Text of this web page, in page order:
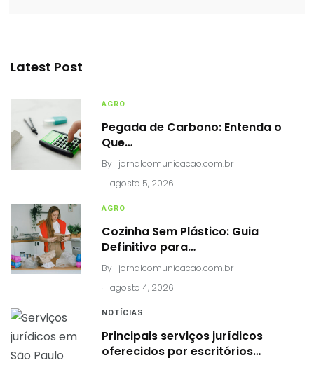
Latest Post
AGRO
Pegada de Carbono: Entenda o
Que…
By jornalcomunicacao.com.br
.
agosto 5, 2026
AGRO
Cozinha Sem Plástico: Guia
Definitivo para…
By jornalcomunicacao.com.br
.
agosto 4, 2026
NOTÍCIAS
Principais serviços jurídicos
oferecidos por escritórios…